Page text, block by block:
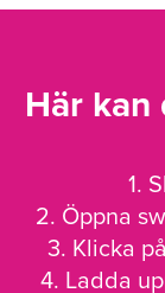
Här
1.
2. Öppna
3. Klicka
4. Ladda